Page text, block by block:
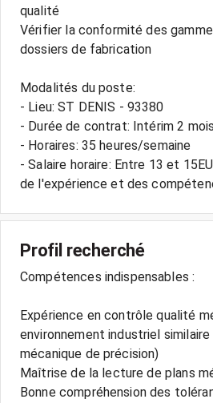
qualité
Vérifier la conformité des
dossiers de fabrication
Modalités du poste:
- Lieu: ST DENIS - 93380
- Durée de contrat: Intérim 2 mois
- Horaires: 35 heures/semaine
- Salaire horaire: Entre 13 et
Profil recherché
Compétences indispensables :
Expérience en contrôle qualité
environnement industriel similaire
mécanique de précision)
Maîtrise de la lecture de plans
Bonne compréhension des